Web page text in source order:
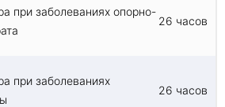
при заболеваниях опорно-
26 часов
при заболеваниях
26 часов